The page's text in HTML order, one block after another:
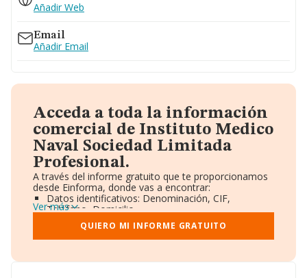
Añadir Web
Email
Añadir Email
Acceda a toda la información
comercial de Instituto Medico
Naval Sociedad Limitada
Profesional.
A través del informe gratuito que te proporcionamos
desde Einforma, donde vas a encontrar:
Datos identificativos: Denominación, CIF,
Teléfono, Domicilio.
Informe Mercantil Completo (BORME).
Gráficos de Evolución Ventas y Empleados.
Consejo de Administración y Administradores.
Accionistas.
Ver más
QUIERO MI INFORME GRATUITO